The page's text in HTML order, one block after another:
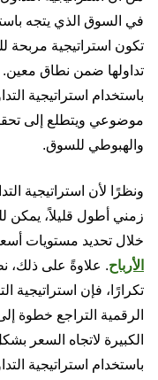
في السوق الذي يتجه
تداولها ضمن نطاق
موضوعي ويتطلع إلى
والهبوطي للسوق.
زمني أطول قليلاً، يمكن
خلال تحديد مستويات
الأرباح. علاوةً على ذلك،
تكرارًا، فإن استراتيجية
الرقمية التراجع خطوة
الكبيرة لاتجاه السعر
باستخدام استراتيجية